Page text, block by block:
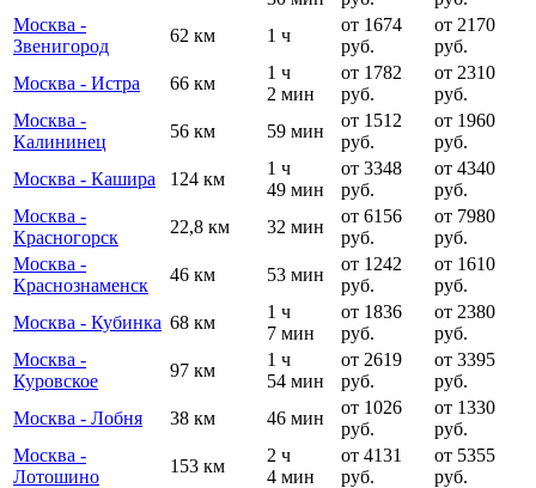
Москва -
Звенигород
62 км 1 ч
от 1674
руб.
от 2170
руб.
Москва - Истра
66 км
1 ч
2 мин
от 1782
руб.
от 2310
руб.
Москва -
Калининец
56 км 59 мин
от 1512
руб.
от 1960
руб.
Москва - Кашира
124 км
1 ч
49 мин
от 3348
руб.
от 4340
руб.
Москва -
Красногорск
22,8 км 32 мин
от 6156
руб.
от 7980
руб.
Москва -
Краснознаменск
46 км 53 мин
от 1242
руб.
от 1610
руб.
Москва - Кубинка 68 км
1 ч
7 мин
от 1836
руб.
от 2380
руб.
Москва -
Куровское
97 км
1 ч
54 мин
от 2619
руб.
от 3395
руб.
Москва - Лобня
38 км 46 мин
от 1026
руб.
от 1330
руб.
Москва -
Лотошино
153 км
2 ч
4 мин
от 4131
руб.
от 5355
руб.